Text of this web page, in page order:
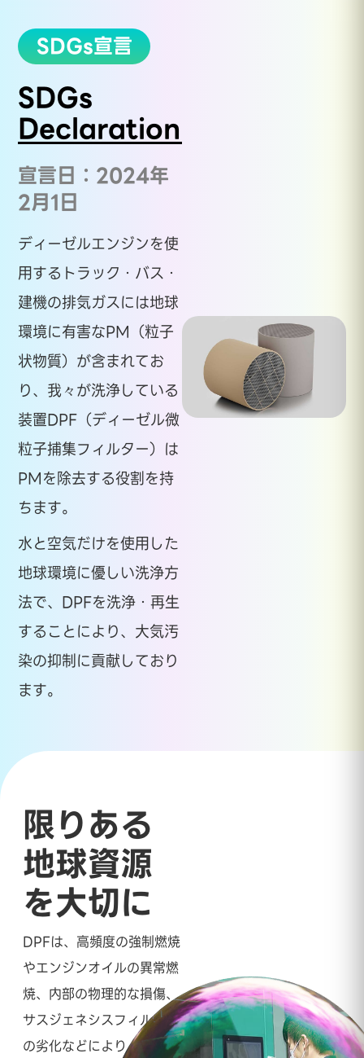
SDGs宣言
SDGs
Declaration
宣言日：2024年
2月1日
ディーゼルエンジンを使
用するトラック・バス・
建機の排気ガスには地球
環境に有害なPM（粒子
状物質）が含まれてお
り、我々が洗浄している
装置DPF（ディーゼル微
粒子捕集フィルター）は
PMを除去する役割を持
ちます。
水と空気だけを使用した
地球環境に優しい洗浄方
法で、DPFを洗浄・再生
することにより、大気汚
染の抑制に貢献しており
ます。
限りある
地球資源
を大切に
DPFは、高頻度の強制燃焼
やエンジンオイルの異常燃
焼、内部の物理的な損傷、
サスジェネシスフィルター
の劣化などにより、再生で